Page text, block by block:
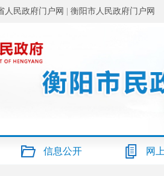
人民政府门户网 衡阳市人民政府门户网
信息公开 网